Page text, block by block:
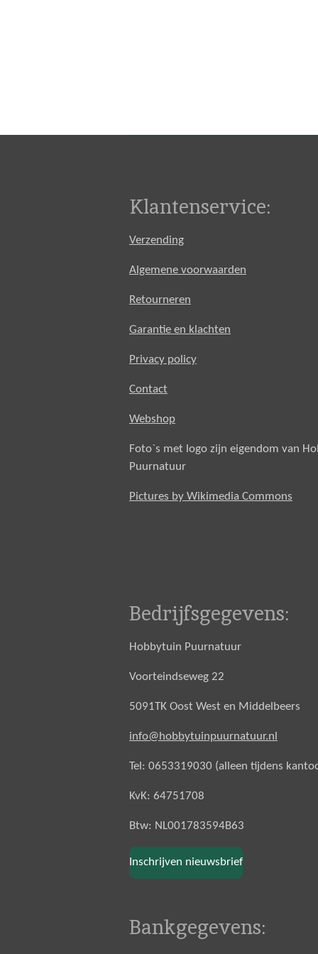
Klantenservice:
Verzending
Algemene voorwaarden
Retourneren
Garantie en klachten
Privacy policy
Contact
Webshop
Foto`s met logo zijn eigendom van
Puurnatuur
Pictures by Wikimedia Commons
Bedrijfsgegevens:
Hobbytuin Puurnatuur
Voorteindseweg 22
5091TK Oost West en Middelbeers
info@hobbytuinpuurnatuur.nl
Tel: 0653319030 (alleen tijdens
KvK: 64751708
Btw: NL001783594B63
Inschrijven nieuwsbrief
Bankgegevens: